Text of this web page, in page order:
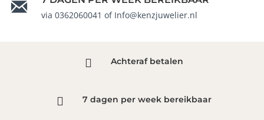
via 0362060041 of Info@kenzjuwelier.nl
Achteraf betalen
7 dagen per week bereikbaar